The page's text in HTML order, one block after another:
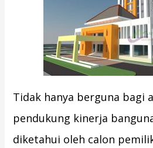
Tidak hanya berguna bagi
pendukung kinerja
diketahui oleh calon